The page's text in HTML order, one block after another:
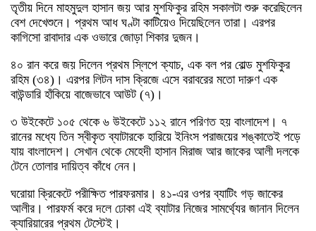
তৃতীয় দিনে মাহমুদুল হাসান জয় আর মুশফিকুর রহিম সকালটা শুরু করেছিলেন
বেশ দেখেশুনে। প্রথম আধ ঘণ্টা কাটিয়েও দিয়েছিলেন তারা। এরপর
কাগিসো রাবাদার এক ওভারে জোড়া শিকার দুজন।
৪০ রান করে জয় দিলেন প্রথম স্লিপে ক্যাচ, এক বল পর বোল্ড মুশফিকুর
রহিম (৩৪)। এরপর লিটন দাস ক্রিজে এসে বরাবরের মতো দারুণ এক
বাউন্ডারি হাঁকিয়ে বাজেভাবে আউট (৭)।
৩ উইকেটে ১০৫ থেকে ৬ উইকেটে ১১২ রানে পরিণত হয় বাংলাদেশ। ৭
রানের মধ্যে তিন স্বীকৃত ব্যাটারকে হারিয়ে ইনিংস পরাজয়ের শঙ্কাতেই পড়ে
যায় বাংলাদেশ। সেখান থেকে মেহেদী হাসান মিরাজ আর জাকের আলী দলকে
টেনে তোলার দায়িত্ব কাঁধে নেন।
ঘরোয়া ক্রিকেটে পরীক্ষিত পারফরমার। ৪১-এর ওপর ব্যাটিং গড় জাকের
আলীর। পারফর্ম করে দলে ঢোকা এই ব্যাটার নিজের সামর্থ্যের জানান দিলেন
ক্যারিয়ারের প্রথম টেস্টেই।